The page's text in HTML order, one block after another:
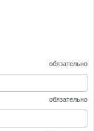
обязательно
обязательно